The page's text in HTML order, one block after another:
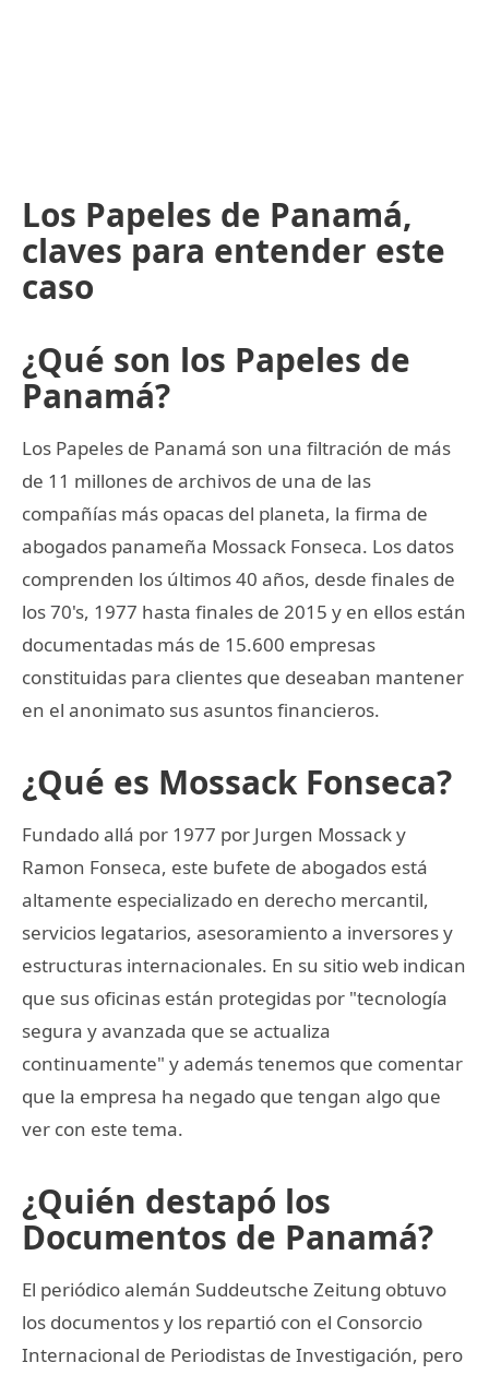
Los Papeles de Panamá,
claves para entender este
caso
¿Qué son los Papeles de
Panamá?
Los Papeles de Panamá son una filtración de más
de 11 millones de archivos de una de las
compañías más opacas del planeta, la firma de
abogados panameña Mossack Fonseca. Los datos
comprenden los últimos 40 años, desde finales de
los 70's, 1977 hasta finales de 2015 y en ellos están
documentadas más de 15.600 empresas
constituidas para clientes que deseaban mantener
en el anonimato sus asuntos financieros.
¿Qué es Mossack Fonseca?
Fundado allá por 1977 por Jurgen Mossack y
Ramon Fonseca, este bufete de abogados está
altamente especializado en derecho mercantil,
servicios legatarios, asesoramiento a inversores y
estructuras internacionales. En su sitio web indican
que sus oficinas están protegidas por "tecnología
segura y avanzada que se actualiza
continuamente" y además tenemos que comentar
que la empresa ha negado que tengan algo que
ver con este tema.
¿Quién destapó los
Documentos de Panamá?
El periódico alemán Suddeutsche Zeitung obtuvo
los documentos y los repartió con el Consorcio
Internacional de Periodistas de Investigación, pero